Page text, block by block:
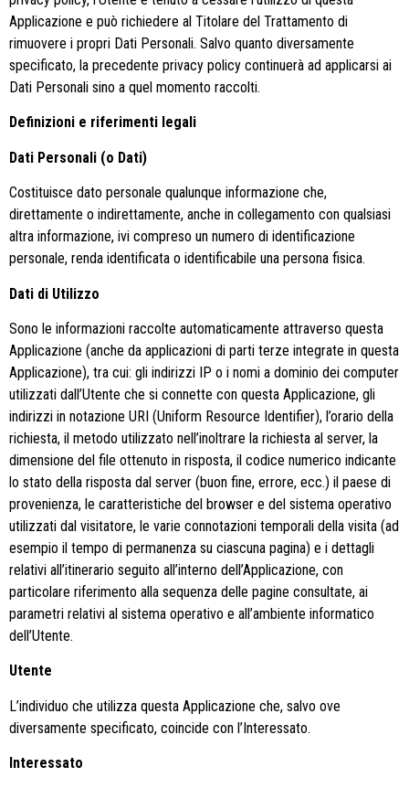
Applicazione e può richiedere al Titolare del Trattamento di
rimuovere i propri Dati Personali. Salvo quanto diversamente
specificato, la precedente privacy policy continuerà ad applicarsi ai
Dati Personali sino a quel momento raccolti.
Definizioni e riferimenti legali
Dati Personali (o Dati)
Costituisce dato personale qualunque informazione che,
direttamente o indirettamente, anche in collegamento con qualsiasi
altra informazione, ivi compreso un numero di identificazione
personale, renda identificata o identificabile una persona fisica.
Dati di Utilizzo
Sono le informazioni raccolte automaticamente attraverso questa
Applicazione (anche da applicazioni di parti terze integrate in questa
Applicazione), tra cui: gli indirizzi IP o i nomi a dominio dei computer
utilizzati dall’Utente che si connette con questa Applicazione, gli
indirizzi in notazione URI (Uniform Resource Identifier), l’orario della
richiesta, il metodo utilizzato nell’inoltrare la richiesta al server, la
dimensione del file ottenuto in risposta, il codice numerico indicante
lo stato della risposta dal server (buon fine, errore, ecc.) il paese di
provenienza, le caratteristiche del browser e del sistema operativo
utilizzati dal visitatore, le varie connotazioni temporali della visita (ad
esempio il tempo di permanenza su ciascuna pagina) e i dettagli
relativi all’itinerario seguito all’interno dell’Applicazione, con
particolare riferimento alla sequenza delle pagine consultate, ai
parametri relativi al sistema operativo e all’ambiente informatico
dell’Utente.
Utente
L’individuo che utilizza questa Applicazione che, salvo ove
diversamente specificato, coincide con l’Interessato.
Interessato